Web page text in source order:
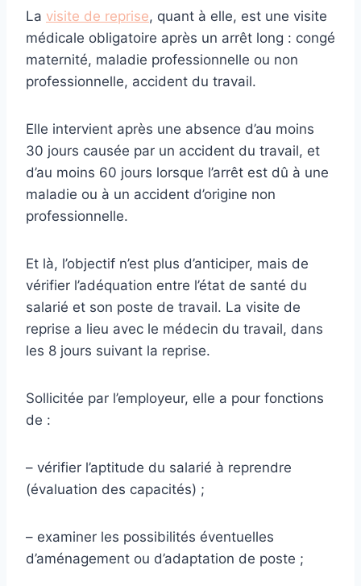
La visite de reprise, quant à elle, est une visite
médicale obligatoire après un arrêt long : congé
maternité, maladie professionnelle ou non
professionnelle, accident du travail.
Elle intervient après une absence d’au moins
30 jours causée par un accident du travail, et
d’au moins 60 jours lorsque l’arrêt est dû à une
maladie ou à un accident d’origine non
professionnelle.
Et là, l’objectif n’est plus d’anticiper, mais de
vérifier l’adéquation entre l’état de santé du
salarié et son poste de travail. La visite de
reprise a lieu avec le médecin du travail, dans
les 8 jours suivant la reprise.
Sollicitée par l’employeur, elle a pour fonctions
de :
– vérifier l’aptitude du salarié à reprendre
(évaluation des capacités) ;
– examiner les possibilités éventuelles
d’aménagement ou d’adaptation de poste ;